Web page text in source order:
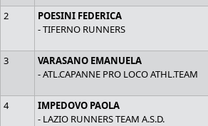
2
POESINI FEDERICA
- TIFERNO RUNNERS
3
VARASANO EMANUELA
- ATL.CAPANNE PRO LOCO ATHL.TEAM
4
IMPEDOVO PAOLA
- LAZIO RUNNERS TEAM A.S.D.